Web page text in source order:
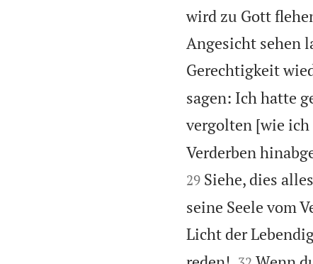
wird zu Gott
Angesicht sehen
Gerechtigkeit
sagen: Ich hatte
vergolten [wie
Verderben
29 Siehe, dies
seine Seele vom
Licht der